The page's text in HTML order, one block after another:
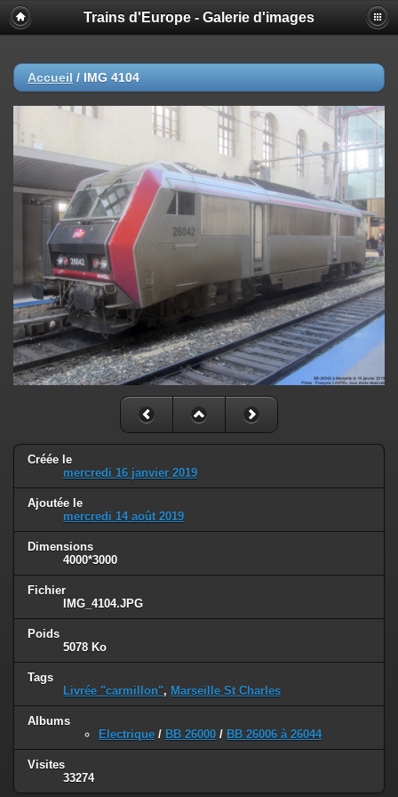
Trains d'Europe - Galerie d'images
Accueil / IMG 4104
Créée le
mercredi 16 janvier 2019
Ajoutée le
mercredi 14 août 2019
Dimensions
4000*3000
Fichier
IMG_4104.JPG
Poids
5078 Ko
Tags
Livrée "carmillon", Marseille St Charles
Albums
Electrique / BB 26000 / BB 26006 à 26044
Visites
33274